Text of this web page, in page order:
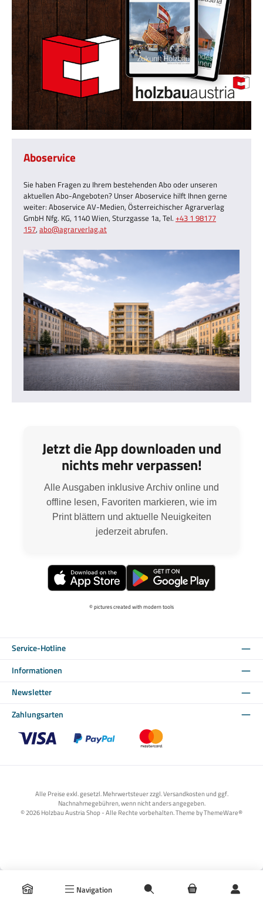
Navigation
Aboservice
Sie haben Fragen zu Ihrem bestehenden Abo oder unseren
aktuellen Abo-Angeboten? Unser Aboservice hilft Ihnen gerne
weiter: Aboservice AV-Medien, Österreichischer Agrarverlag
GmbH Nfg. KG, 1140 Wien, Sturzgasse 1a, Tel. +43 1 98177
157, abo@agrarverlag.at
Jetzt die App downloaden und
nichts mehr verpassen!
Alle Ausgaben inklusive Archiv online und
offline lesen, Favoriten markieren, wie im
Print blättern und aktuelle Neuigkeiten
jederzeit abrufen.
© pictures created with modern tools
Service-Hotline
Informationen
Newsletter
Zahlungsarten
Alle Preise exkl. gesetzl. Mehrwertsteuer zzgl. Versandkosten und ggf.
Nachnahmegebühren, wenn nicht anders angegeben.
© 2026 Holzbau Austria Shop - Alle Rechte vorbehalten. Theme byThemeWare®